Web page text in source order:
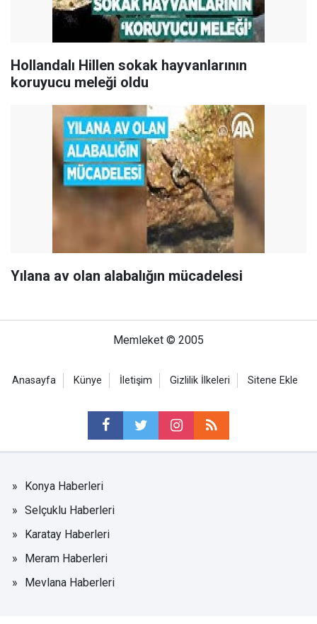
Hollandalı Hillen sokak hayvanlarının
koruyucu meleği oldu
Yılana av olan alabalığın mücadelesi
Memleket © 2005
Anasayfa Künye İletişim Gizlilik İlkeleri Sitene Ekle
Konya Haberleri
Selçuklu Haberleri
Karatay Haberleri
Meram Haberleri
Mevlana Haberleri